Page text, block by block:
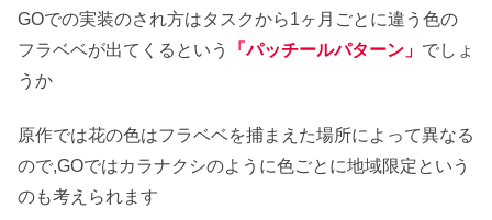
GOでの実装のされ方はタスクから1ヶ月ごとに違う色の
フラベベが出てくるという
「パッチールパターン」 でしょ
うか
原作では花の色はフラベベを捕まえた場所によって異なる
ので,GOではカラナクシのように色ごとに地域限定という
のも考えられます